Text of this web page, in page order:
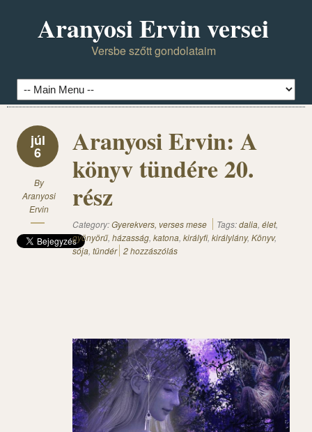
Aranyosi Ervin versei
Versbe szőtt gondolataim
júl
6
By
Aranyosi
Ervin
Aranyosi Ervin: A
könyv tündére 20.
rész
Category:Gyerekvers, verses mese Tags:dalia, élet,
gyönyörű, házasság, katona, királyfi, királylány, Könyv,
sója, tündér 2 hozzászólás